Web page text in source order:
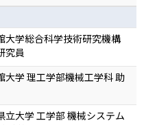
大学総合科学技術研究機構
究員
大学 理工学部機械工学科 助
立大学 工学部 機械システム